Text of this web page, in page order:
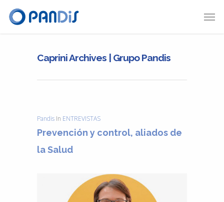
Caprini Archives | Grupo Pandis
Pandis In ENTREVISTAS
Prevención y control, aliados de
la Salud